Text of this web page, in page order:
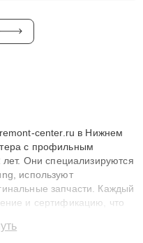
center.ru в Нижнем
с профильным
Они специализируются
используют
запчасти. Каждый
и сертификацию, что
гарантии до 3 лет.